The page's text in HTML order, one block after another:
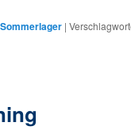
Sommerlager |